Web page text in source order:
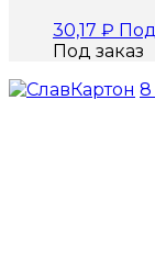
30,17 ₽
Под заказ
8